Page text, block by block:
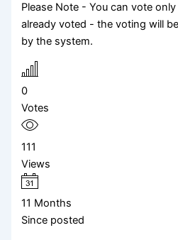
Please Note - You can vote
already voted - the voting will
by the system.
0
Votes
111
Views
11 Months
Since posted